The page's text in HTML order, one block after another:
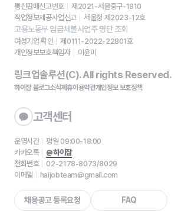
통신판매신고번호
제2021-서울중구-1810
직업정보제공사업신고
서울청 제2023-12호
고용노동부 임금체불사업주 명단 조회
여성기업 확인
제0111-2022-22801호
개인정보보호책임자
이윤미
링크업솔루션(C). All rights Reserved.
하이잡 블로그소식제휴이용약관개인정보 보호정책
고객센터
운영시간
평일 09:00-18:00
카카오톡
@하이잡
전화번호
02-2178-8073/8029
이메일
haijobteam@gmail.com
채용공고 등록요청 FAQ